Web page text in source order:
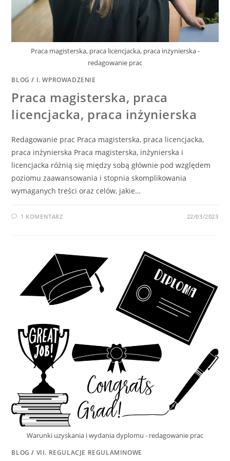
Praca magisterska, praca licencjacka, praca inżynierska -
redagowanie prac
BLOG / I. WPROWADZENIE
Praca magisterska, praca
licencjacka, praca inżynierska
Redagowanie prac Praca magisterska, praca licencjacka,
praca inżynierska Praca magisterska, inżynierska i
licencjacka różnią się między sobą głównie pod względem
poziomu zaawansowania i stopnia skomplikowania
wymaganych treści oraz celów, jakie…
1 KOMENTARZ 22/03/2023
Warunki uzyskania i wydania dyplomu - redagowanie prac
BLOG / VII. REGULACJE REGULAMINOWE